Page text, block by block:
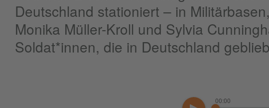
Deutschland stationiert – in
Monika Müller-Kroll und Sylvia
Soldat*innen, die in Deutschland
00:00